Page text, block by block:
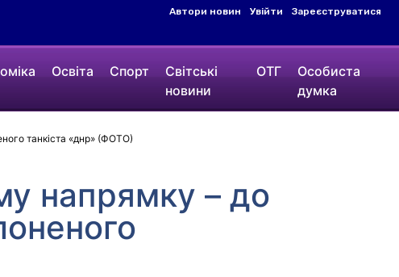
Автори новин Увійти Зареєструватися
Освіта Спорт
Світські
новини
ОТГ
Особиста
думка
танкіста «днр» (ФОТО)
напрямку – до